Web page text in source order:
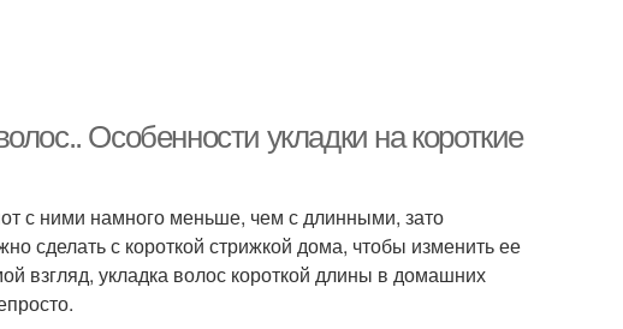
Особенности укладки на короткие
с ними намного меньше, чем с длинными, зато
сделать с короткой стрижкой дома, чтобы изменить ее
взгляд, укладка волос короткой длины в домашних